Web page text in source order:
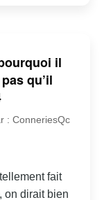
il
qu’il
: ConneriesQc
fait
on dirait bien